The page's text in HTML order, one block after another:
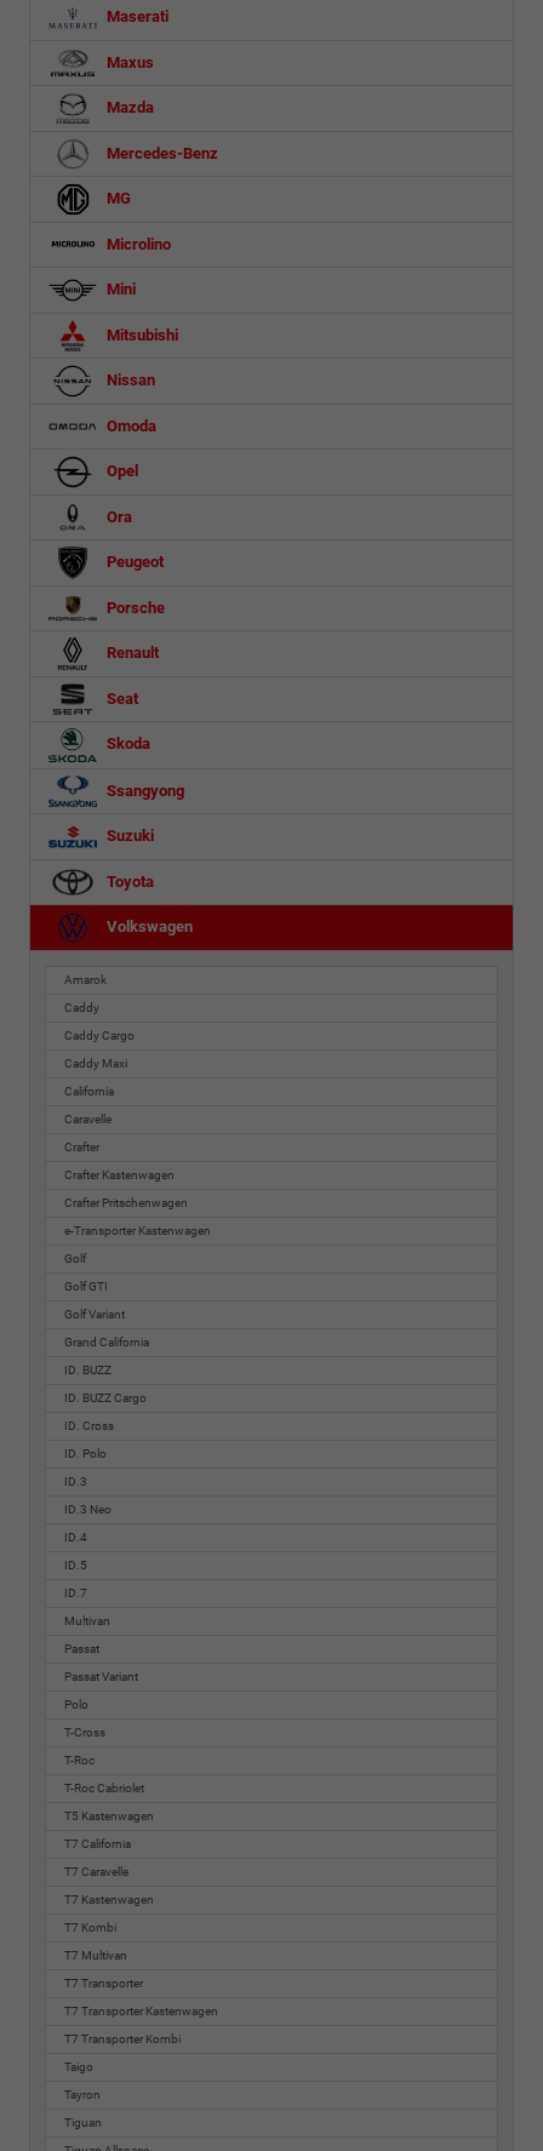
Maserati
Maxus
Mazda
Mercedes-Benz
MG
Microlino
Mini
Mitsubishi
Nissan
Omoda
Opel
Ora
Peugeot
Porsche
Renault
Seat
Skoda
Ssangyong
Suzuki
Toyota
Volkswagen
Amarok
Caddy
Caddy Cargo
Caddy Maxi
California
Caravelle
Crafter
Crafter Kastenwagen
Crafter Pritschenwagen
e-Transporter Kastenwagen
Golf
Golf GTI
Golf Variant
Grand California
ID. BUZZ
ID. BUZZ Cargo
ID. Cross
ID. Polo
ID.3
ID.3 Neo
ID.4
ID.5
ID.7
Multivan
Passat
Passat Variant
Polo
T-Cross
T-Roc
T-Roc Cabriolet
T5 Kastenwagen
T7 California
T7 Caravelle
T7 Kastenwagen
T7 Kombi
T7 Multivan
T7 Transporter
T7 Transporter Kastenwagen
T7 Transporter Kombi
Taigo
Tayron
Tiguan